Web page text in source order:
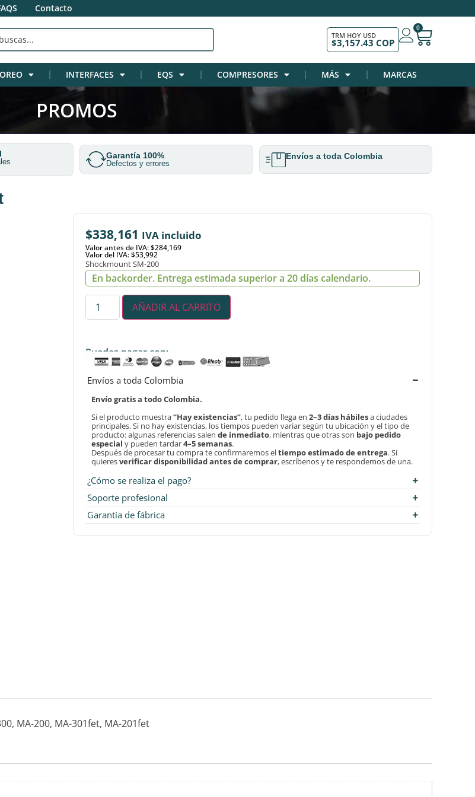
Contacto
TRM HOY USD
$3,157.43 COP
0
INTERFACES EQS COMPRESORES MÁS MARCAS
PROMOS
Garantía 100%
Defectos y errores
Envíos a toda Colombia
$338,161 IVA incluido
Valor antes de IVA: $284,169
Valor del IVA: $53,992
Shockmount SM-200
En backorder. Entrega estimada superior a 20 días calendario.
AÑADIR AL CARRITO
Puedes pagar con:
Envíos a toda Colombia
Envío gratis a todo Colombia.
Si el producto muestra“Hay existencias”, tu pedido llega en2–3 días hábilesa ciudades
principales. Si no hay existencias, los tiempos pueden variar según tu ubicación y el tipo de
producto: algunas referencias salende inmediato, mientras que otras son bajo pedido
especial y pueden tardar4–5 semanas.
Después de procesar tu compra te confirmaremos eltiempo estimado de entrega. Si
quieresverificar disponibilidad antes de comprar, escríbenos y te respondemos de una.
¿Cómo se realiza el pago?
Soporte profesional
Garantía de fábrica
MA-200, MA-301fet, MA-201fet